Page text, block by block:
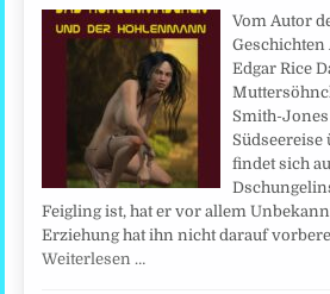
Vom Autor
Geschichten
Edgar Rice
Smith-
Südseereise
findet sich
Feigling ist, hat er vor allem
Erziehung hat ihn nicht darauf
Weiterlesen …